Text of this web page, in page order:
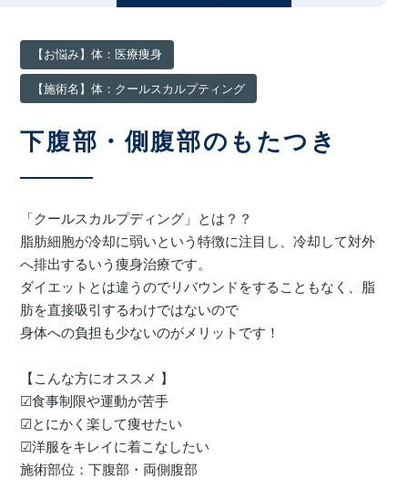
お知らせ
【お悩み】体：医療痩身
【施術名】体：クールスカルプティング
下腹部・側腹部のもたつき
「クールスカルプディング」とは？？
脂肪細胞が冷却に弱いという特徴に注目し、冷却して対外
へ排出するいう痩身治療です。
ダイエットとは違うのでリバウンドをすることもなく、脂
肪を直接吸引するわけではないので
身体への負担も少ないのがメリットです！
【こんな方にオススメ 】
☑︎食事制限や運動が苦手
☑︎とにかく楽して痩せたい
☑︎洋服をキレイに着こなしたい
施術部位：下腹部・両側腹部